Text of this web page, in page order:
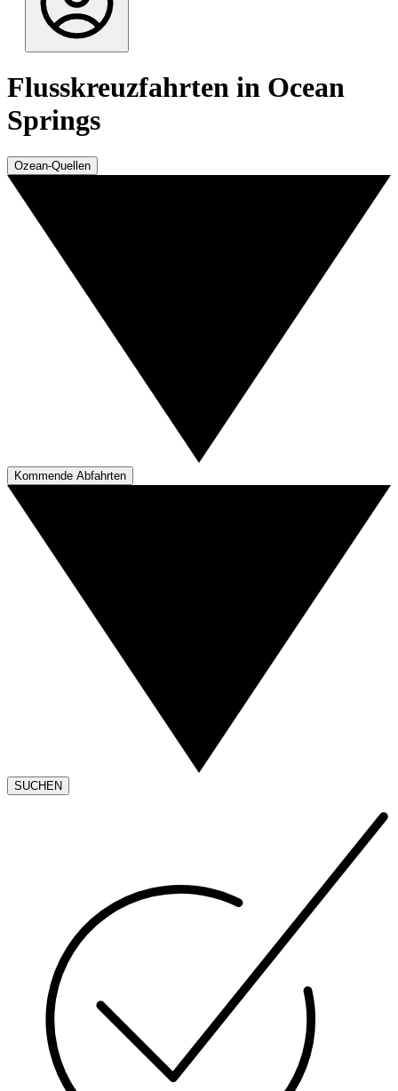
Flusskreuzfahrten in Ocean
Springs
Ozean-Quellen
Kommende Abfahrten
SUCHEN